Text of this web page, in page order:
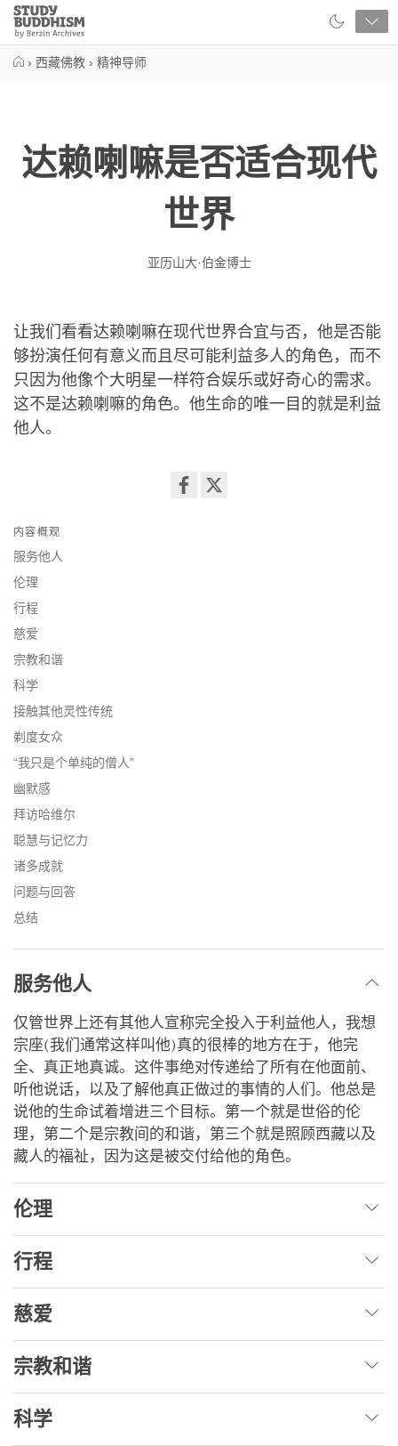
Close
Study
Buddhism
› 西藏佛教 › 精神导师
达赖喇嘛是否适合现代
世界
亚历山大·伯金博士
让我们看看达赖喇嘛在现代世界合宜与否，他是否能
够扮演任何有意义而且尽可能利益多人的角色，而不
只因为他像个大明星一样符合娱乐或好奇心的需求。
这不是达赖喇嘛的角色。他生命的唯一目的就是利益
他人。
内容概观
服务他人
伦理
行程
慈爱
宗教和谐
科学
接触其他灵性传统
剃度女众
“我只是个单纯的僧人”
幽默感
拜访哈维尔
聪慧与记忆力
诸多成就
问题与回答
总结
服务他人
仅管世界上还有其他人宣称完全投入于利益他人，我想
宗座(我们通常这样叫他)真的很棒的地方在于，他完
全、真正地真诚。这件事绝对传递给了所有在他面前、
听他说话，以及了解他真正做过的事情的人们。他总是
说他的生命试着增进三个目标。第一个就是世俗的伦
理，第二个是宗教间的和谐，第三个就是照顾西藏以及
藏人的福祉，因为这是被交付给他的角色。
伦理
行程
慈爱
宗教和谐
科学